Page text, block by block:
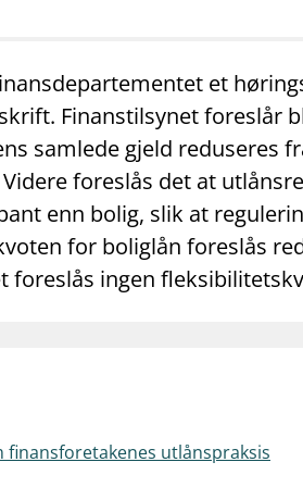
et
Finanstilsynet foreslår
samlede gjeld reduseres
foreslås det at
enn bolig, slik at
for boliglån foreslås
foreslås ingen
utlånspraksis